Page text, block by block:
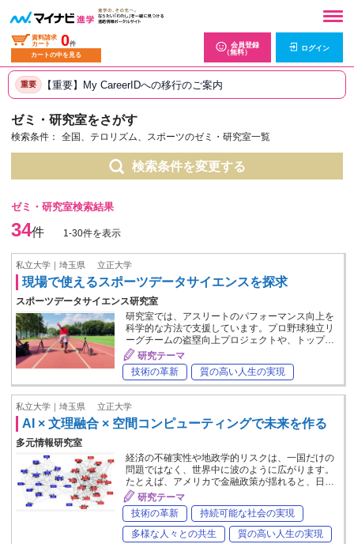
資料請求
カート
0件
カートの中を見る
会員登録
（無料）
ログイン
重要 【重要】My CareerIDへの移行のご案内
ゼミ・研究室をさがす
検索条件： 全国、テロリズム、スポーツのゼミ・研究室一覧
検索条件を変更する
ゼミ・研究室検索結果
34件 1-30件を表示
私立大学｜埼玉県 立正大学
現場で使えるスポーツデータサイエンスを探求
スポーツデータサイエンス研究室
研究室では、アスリートのパフォーマンス向上を
科学的な方法で支援しています。プロ野球独立リ
ーグチームの盗塁向上プロジェクトや、トップ…
研究テーマ
技術の革新
質の高い人生の実現
私立大学｜埼玉県 立正大学
AI × 文理融合 × 空間コンピューティングで未来を作る
多元情報研究室
経済の不確実性や地政学的リスクは、一国だけの
問題ではなく、世界中に波のように広がります。
たとえば、アメリカで金融政策が揺れると、日…
研究テーマ
技術の革新
持続可能な社会の実現
多様な人々との共生
質の高い人生の実現